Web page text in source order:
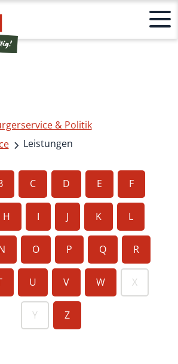
& Politik
Leistungen
C D E F
H I J K L
O P Q R
U V W X
Y Z